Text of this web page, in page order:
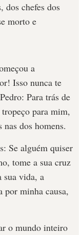
dos chefes dos
morto e
a
Isso nunca te
Para trás de
para mim,
nas dos homens.
Se alguém quiser
tome a sua cruz
sua vida, a
por minha causa,
o mundo inteiro